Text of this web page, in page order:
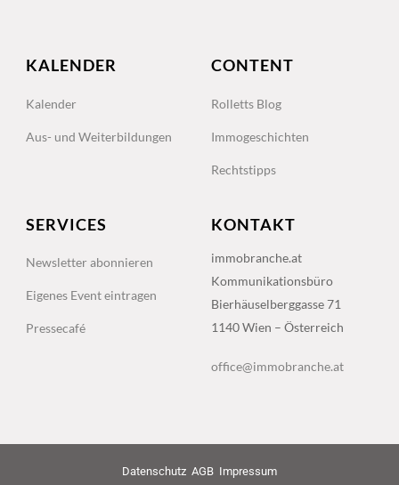
KALENDER
Kalender
Aus- und Weiterbildungen
CONTENT
Rolletts Blog
Immogeschichten
Rechtstipps
SERVICES
Newsletter abonnieren
Eigenes Event eintragen
Pressecafé
KONTAKT
immobranche.at
Kommunikationsbüro
Bierhäuselberggasse 71
1140 Wien – Österreich
office@immobranche.at
Datenschutz AGB Impressum